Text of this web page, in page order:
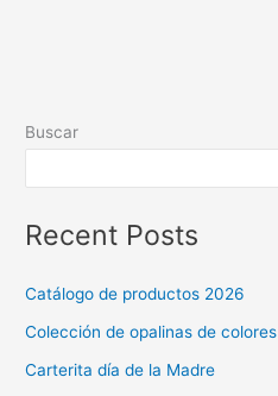
Buscar
Recent Posts
Catálogo de productos 2026
Colección de opalinas de colores
Carterita día de la Madre